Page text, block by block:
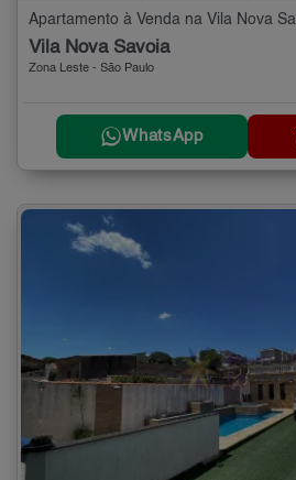
Vila Nova Savoia
Zona Leste - São Paulo
WhatsApp